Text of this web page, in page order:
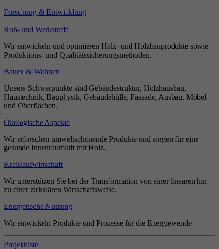
Forschung & Entwicklung
Roh- und Werkstoffe
Wir entwickeln und optimieren Holz- und Holzbauprodukte sowie
Produktions- und Qualitätssicherungsmethoden.
Bauen & Wohnen
Unsere Schwerpunkte sind Gebäudestruktur, Holzhausbau,
Haustechnik, Bauphysik, Gebäudehülle, Fassade, Ausbau, Möbel
und Oberflächen.
Ökologische Aspekte
Wir erforschen umweltschonende Produkte und sorgen für eine
gesunde Innenraumluft mit Holz.
Kreislaufwirtschaft
Wir unterstützen Sie bei der Transformation von einer linearen hin
zu einer zirkulären Wirtschaftsweise.
Energetische Nutzung
Wir entwickeln Produkte und Prozesse für die Energiewende
Projektliste